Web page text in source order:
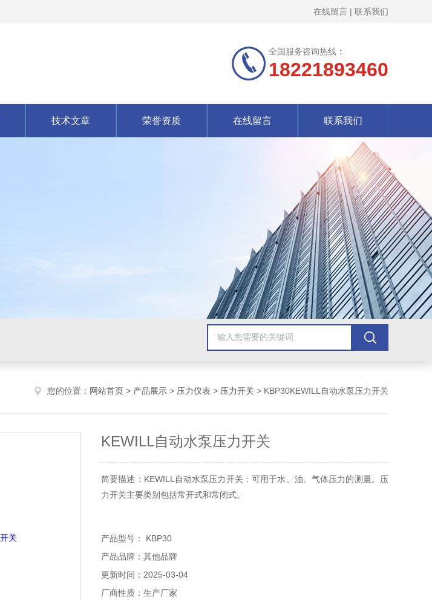
在线留言 | 联系我们
全国服务咨询热线：
18221893460
技术文章 荣誉资质 在线留言 联系我们
您的位置： 网站首页 > 产品展示 > 压力仪表 > 压力开关 > KBP30KEWILL自动水泵压力开关
KEWILL自动水泵压力开关
简要描述：KEWILL自动水泵压力开关：可用于水、油、气体压力的测量。压
力开关主要类别包括常开式和常闭式。
产品型号： KBP30
产品品牌：其他品牌
更新时间：2025-03-04
厂商性质：生产厂家